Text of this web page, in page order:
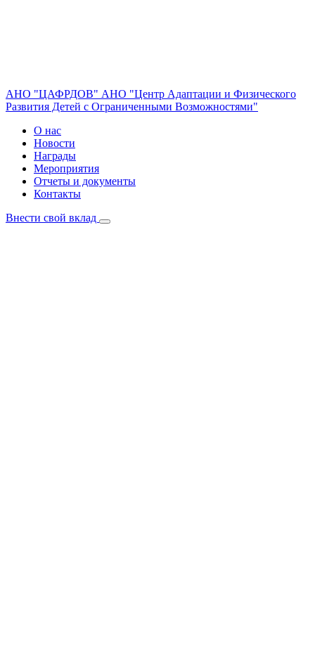
АНО "ЦАФРДОВ" АНО "Центр Адаптации и Физического
Развития Детей с Ограниченными Возможностями"
О нас
Новости
Награды
Мероприятия
Отчеты и документы
Контакты
Внести свой вклад